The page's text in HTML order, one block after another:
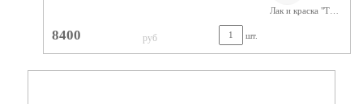
Лак и краска "Тиккурила"
8400 руб шт.